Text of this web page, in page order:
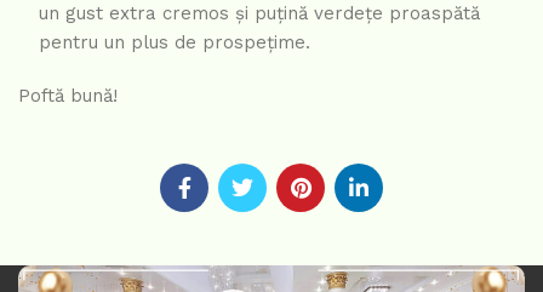
un gust extra cremos și puțină verdețe proaspătă
pentru un plus de prospețime.
Poftă bună!